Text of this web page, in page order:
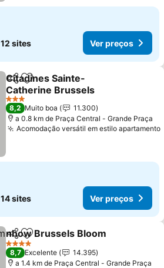
12 sites Ver preços
PartilharAdicionar aos favoritos
Citadines Sainte-
Catherine Brussels
3 Estrelas
8,2 Muito boa
11.300
a 0.8 km de Praça Central - Grande Praça
Acomodação versátil em estilo apartamento
14 sites Ver preços
PartilharAdicionar aos favoritos
nhow Brussels Bloom
4 Estrelas
8,7 Excelente
14.395
a 1.4 km de Praça Central - Grande Praça